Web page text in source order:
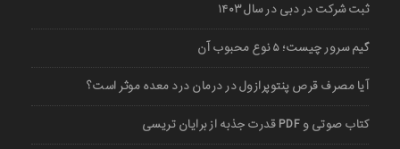
ثبت شرکت در دبی در سال ۱۴۰۳
گیم سرور چیست؛ ۵ نوع محبوب آن
آیا مصرف قرص پنتوپرازول در درمان درد معده موثر است؟
کتاب صوتی و PDF قدرت جذبه از برایان تریسی